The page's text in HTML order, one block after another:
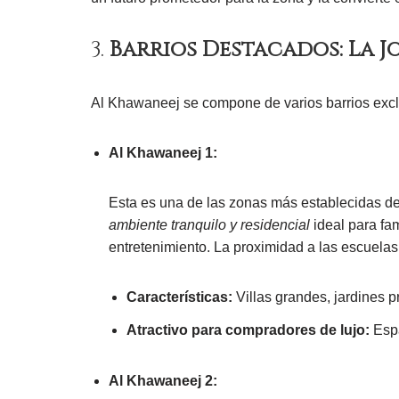
3. Barrios Destacados: La
Al Khawaneej se compone de varios barrios
Al Khawaneej 1:
Esta es una de las zonas más establecidas
ambiente tranquilo y residencial ideal para
entretenimiento. La proximidad a las
Características: Villas grandes, jardines
Atractivo para compradores de lujo:
Al Khawaneej 2: